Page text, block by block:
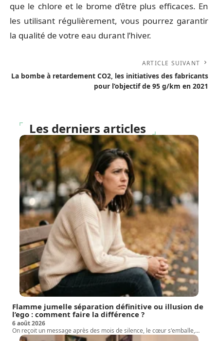
que le chlore et le brome d’être plus efficaces. En
les utilisant régulièrement, vous pourrez garantir
la qualité de votre eau durant l’hiver.
ARTICLE SUIVANT
La bombe à retardement CO2, les initiatives des fabricants
pour l’objectif de 95 g/km en 2021
Les derniers articles
Flamme jumelle séparation définitive ou illusion de
l’ego : comment faire la différence ?
6 août 2026
On reçoit un message après des mois de silence, le cœur s'emballe,…